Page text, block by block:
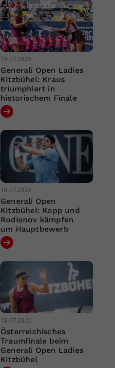
19.07.2026
Generali Open Ladies
Kitzbühel: Kraus
triumphiert in
historischem Finale
18.07.2026
Generali Open
Kitzbühel: Kopp und
Rodionov kämpfen
um Hauptbewerb
18.07.2026
Österreichisches
Traumfinale beim
Generali Open Ladies
Kitzbühel